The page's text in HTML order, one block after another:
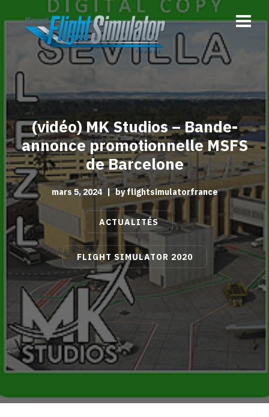
(vidéo) MK Studios – Bande-
annonce promotionnelle MSFS
de Barcelone
mars 5, 2024 | byflightsimulatorfrance
ACTUALITÉS
FLIGHT SIMULATOR 2020